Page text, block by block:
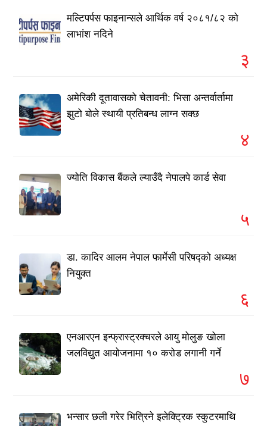
मल्टिपर्पस फाइनान्सले आर्थिक वर्ष २०८१/८२ को
लाभांश नदिने
३
अमेरिकी दूतावासको चेतावनी: भिसा अन्तर्वार्तामा
झुटो बोले स्थायी प्रतिबन्ध लाग्न सक्छ
४
ज्योति विकास बैंकले ल्याउँदै नेपालपे कार्ड सेवा
५
डा. कादिर आलम नेपाल फार्मेसी परिषद्को अध्यक्ष
नियुक्त
६
एनआरएन इन्फ्रास्ट्रक्चरले आयु मोलुङ खोला
जलविद्युत आयोजनामा १० करोड लगानी गर्ने
७
भन्सार छली गरेर भित्रिने इलेक्ट्रिक स्कुटरमाथि